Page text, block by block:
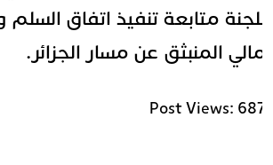
متابعة تنفيذ اتفاق السلم
المنبثق عن مسار الجزائر.
Post Views: